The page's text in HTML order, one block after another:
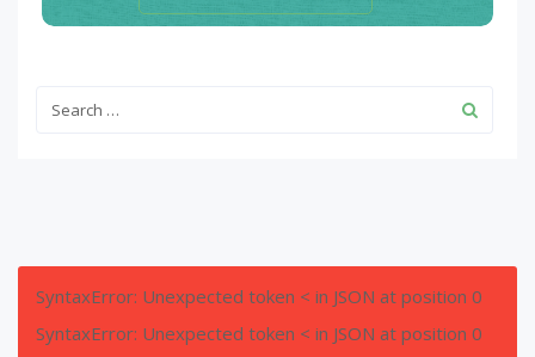
SyntaxError: Unexpected token < in JSON at position 0
SyntaxError: Unexpected token < in JSON at position 0